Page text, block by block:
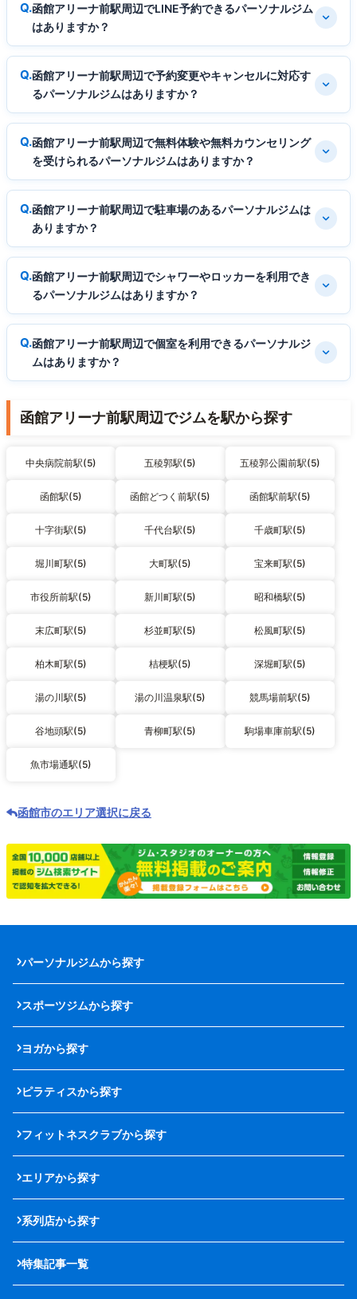
函館アリーナ前駅周辺でLINE予約できるパーソナルジム
はありますか？
函館アリーナ前駅周辺で予約変更やキャンセルに対応す
るパーソナルジムはありますか？
函館アリーナ前駅周辺で無料体験や無料カウンセリング
を受けられるパーソナルジムはありますか？
函館アリーナ前駅周辺で駐車場のあるパーソナルジムは
ありますか？
函館アリーナ前駅周辺でシャワーやロッカーを利用でき
るパーソナルジムはありますか？
函館アリーナ前駅周辺で個室を利用できるパーソナルジ
ムはありますか？
函館アリーナ前駅周辺でジムを駅から探す
中央病院前駅(5) 五稜郭駅(5) 五稜郭公園前駅(5)
函館駅(5) 函館どつく前駅(5) 函館駅前駅(5)
十字街駅(5) 千代台駅(5) 千歳町駅(5)
堀川町駅(5) 大町駅(5) 宝来町駅(5)
市役所前駅(5) 新川町駅(5) 昭和橋駅(5)
末広町駅(5) 杉並町駅(5) 松風町駅(5)
柏木町駅(5) 桔梗駅(5) 深堀町駅(5)
湯の川駅(5) 湯の川温泉駅(5) 競馬場前駅(5)
谷地頭駅(5) 青柳町駅(5) 駒場車庫前駅(5)
魚市場通駅(5)
函館市のエリア選択に戻る
パーソナルジムから探す
スポーツジムから探す
ヨガから探す
ピラティスから探す
フィットネスクラブから探す
エリアから探す
系列店から探す
特集記事一覧